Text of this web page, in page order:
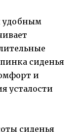
сиденья
и
усталости
сиденья